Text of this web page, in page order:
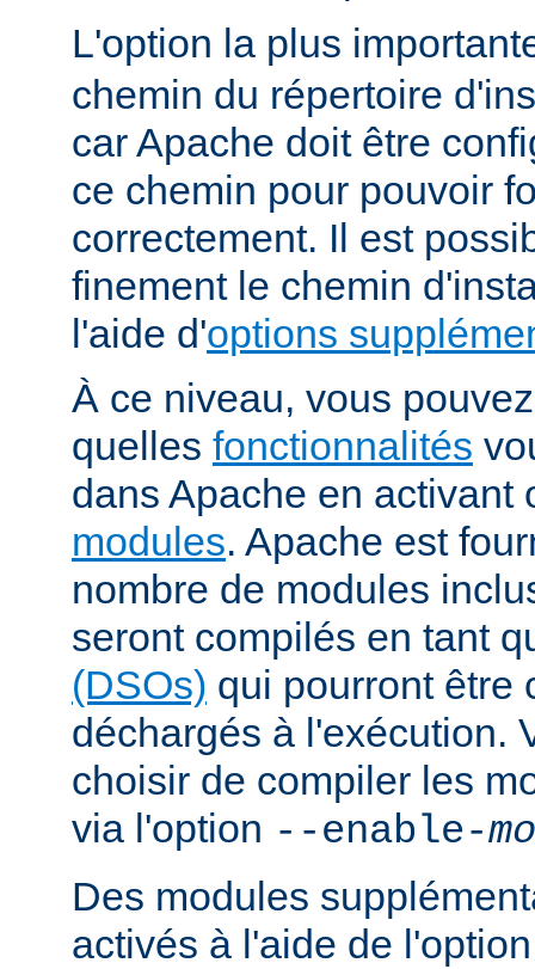
L'option la plus
chemin du répertoire
car Apache doit être
ce chemin pour pouvoir
correctement. Il est
finement le chemin
l'aide d'options
À ce niveau, vous
quelles fonctionnalités
dans Apache en activant
modules. Apache est
nombre de modules
seront compilés en tant
(DSOs) qui pourront être
déchargés à l'exécution.
choisir de compiler les
via l'option --enable-
Des modules
activés à l'aide de